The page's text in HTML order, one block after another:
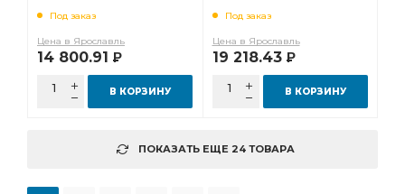
Под заказ
Цена в Ярославль
14 800.91 Р
В КОРЗИНУ
Под заказ
Цена в Ярославль
19 218.43 Р
В КОРЗИНУ
ПОКАЗАТЬ ЕЩЕ 24 ТОВАРА